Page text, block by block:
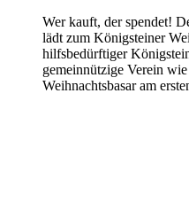
Wer kauft, der spendet!
lädt zum Königsteiner
hilfsbedürftiger
gemeinnützige Verein
Weihnachtsbasar am